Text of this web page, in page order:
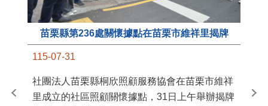
苗栗縣第236處關懷據點在苗栗市維祥里揭牌
115-07-31
社團法人苗栗縣桐欣照顧服務協會在苗栗市維祥
里成立的社區照顧關懷據點，31日上午舉辦揭牌
苗